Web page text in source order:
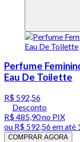
Perfume
Eau De Toilette
R$ 592,56
Desconto
R$ 485,90no PIX
ou R$ 592,56em até
COMPRAR AGORA